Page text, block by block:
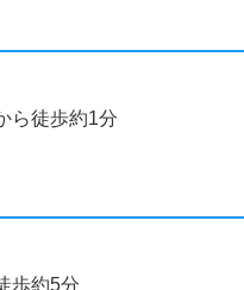
ら徒歩約1分
歩約5分